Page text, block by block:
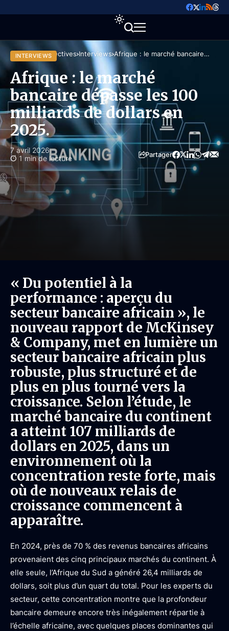
Accueil Perspectives Interviews Afrique : le marché bancaire
dépasse les 100 milliards de dollars
INTERVIEWS
Afrique : le marché
bancaire dépasse les 100
milliards de dollars en
2025.
7 avril 2026
1 min de lecture
Partager
« Du potentiel à la
performance : aperçu du
secteur bancaire africain », le
nouveau rapport de McKinsey
& Company, met en lumière un
secteur bancaire africain plus
robuste, plus structuré et de
plus en plus tourné vers la
croissance. Selon l’étude, le
marché bancaire du continent
a atteint 107 milliards de
dollars en 2025, dans un
environnement où la
concentration reste forte, mais
où de nouveaux relais de
croissance commencent à
apparaître.
En 2024, près de 70 % des revenus bancaires africains
provenaient des cinq principaux marchés du continent. À
elle seule, l’Afrique du Sud a généré 26,4 milliards de
dollars, soit plus d’un quart du total. Pour les experts du
secteur, cette concentration montre que la profondeur
bancaire demeure encore très inégalement répartie à
l’échelle africaine, avec quelques places dominantes qui